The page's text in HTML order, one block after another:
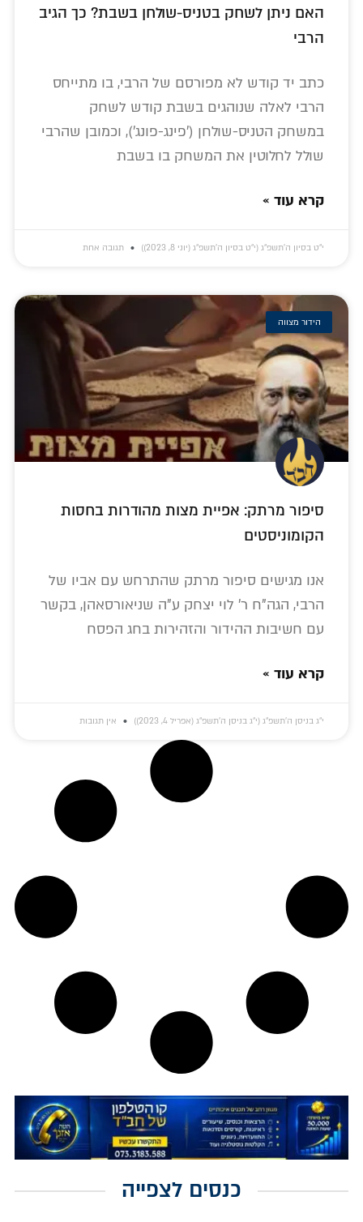
האם ניתן לשחק בטניס-שולחן בשבת? כך הגיב
הרבי
כתב יד קודש לא מפורסם של הרבי, בו מתייחס
הרבי לאלה שנוהגים בשבת קודש לשחק
במשחק הטניס-שולחן ('פינג-פונג'), וכמובן שהרבי
שולל לחלוטין את המשחק בו בשבת
קרא עוד »
י״ט בסיון ה׳תשפ״ג (י״ט בסיון ה׳תשפ״ג (יוני 8, 2023)) תגובה אחת
הידור מצווה
סיפור מרתק: אפיית מצות מהודרות בחסות
הקומוניסטים
אנו מגישים סיפור מרתק שהתרחש עם אביו של
הרבי, הגה"ח ר' לוי יצחק ע"ה שניאורסאהן, בקשר
עם חשיבות ההידור והזהירות בחג הפסח
קרא עוד »
י״ג בניסן ה׳תשפ״ג (י״ג בניסן ה׳תשפ״ג (אפריל 4, 2023)) אין תגובות
כנסים לצפייה